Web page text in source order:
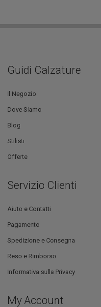
Guidi Calzature
Il Negozio
Dove Siamo
Blog
Stilisti
Offerte
Servizio Clienti
Aiuto e Contatti
Pagamento
Spedizione e Consegna
Reso e Rimborso
Informativa sulla Privacy
My Account